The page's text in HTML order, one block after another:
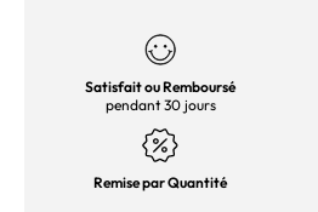
Satisfait ou Remboursé
pendant 30 jours
Remise par Quantité